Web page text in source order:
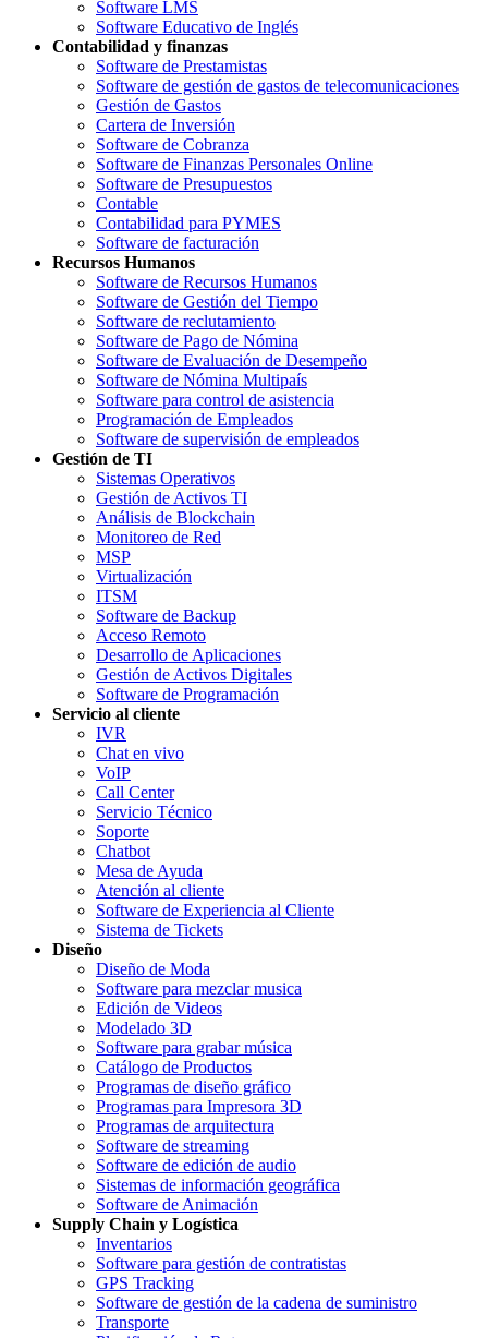
Software LMS
Software Educativo de Inglés
Contabilidad y finanzas
Software de Prestamistas
Software de gestión de gastos de telecomunicaciones
Gestión de Gastos
Cartera de Inversión
Software de Cobranza
Software de Finanzas Personales Online
Software de Presupuestos
Contable
Contabilidad para PYMES
Software de facturación
Recursos Humanos
Software de Recursos Humanos
Software de Gestión del Tiempo
Software de reclutamiento
Software de Pago de Nómina
Software de Evaluación de Desempeño
Software de Nómina Multipaís
Software para control de asistencia
Programación de Empleados
Software de supervisión de empleados
Gestión de TI
Sistemas Operativos
Gestión de Activos TI
Análisis de Blockchain
Monitoreo de Red
MSP
Virtualización
ITSM
Software de Backup
Acceso Remoto
Desarrollo de Aplicaciones
Gestión de Activos Digitales
Software de Programación
Servicio al cliente
IVR
Chat en vivo
VoIP
Call Center
Servicio Técnico
Soporte
Chatbot
Mesa de Ayuda
Atención al cliente
Software de Experiencia al Cliente
Sistema de Tickets
Diseño
Diseño de Moda
Software para mezclar musica
Edición de Videos
Modelado 3D
Software para grabar música
Catálogo de Productos
Programas de diseño gráfico
Programas para Impresora 3D
Programas de arquitectura
Software de streaming
Software de edición de audio
Sistemas de información geográfica
Software de Animación
Supply Chain y Logística
Inventarios
Software para gestión de contratistas
GPS Tracking
Software de gestión de la cadena de suministro
Transporte